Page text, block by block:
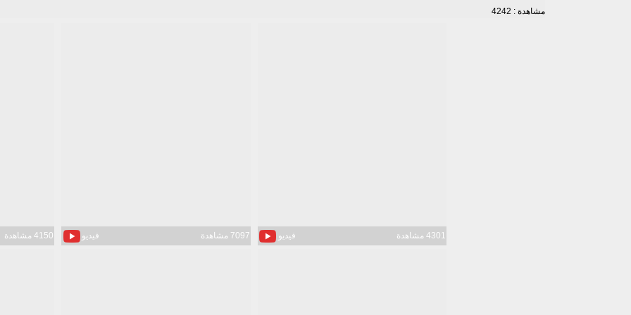
مشاهدة : 4242
فيديو 4301 مشاهدة فيديو 7097 مشاهدة 4150 مشاهدة